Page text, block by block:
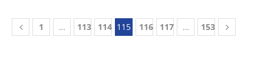
1 … 113 114 115 116 117 … 153